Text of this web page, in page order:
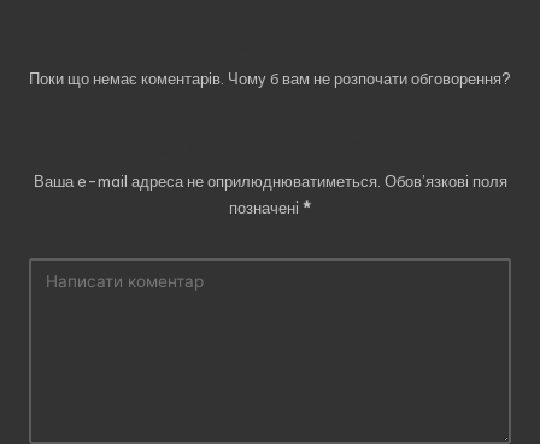
Поки що немає коментарів. Чому б вам не розпочати обговорення?
Ваша e-mail адреса не оприлюднюватиметься. Обов’язкові поля
позначені *